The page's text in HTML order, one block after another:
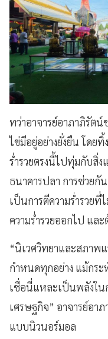
ทว่าอาจารย์อาภาภิรัต
ไข่มีอยู่อย่างยั่งยืน โดยทิ้
ร่ำรวยตรงนี้ไปทุ่มกับสิ่
ธนาคารปลา การช่วยกั
เป็นการตีความร่ำรวยที่
ความร่ำรวยออกไป แล
“นิเวศวิทยาและสภาพ
กำหนดทุกอย่าง แม้กระ
เชื่อนี่แหละเป็นพลังใน
เศรษฐกิจ” อาจารย์อา
แบบนิวนอร์มอล